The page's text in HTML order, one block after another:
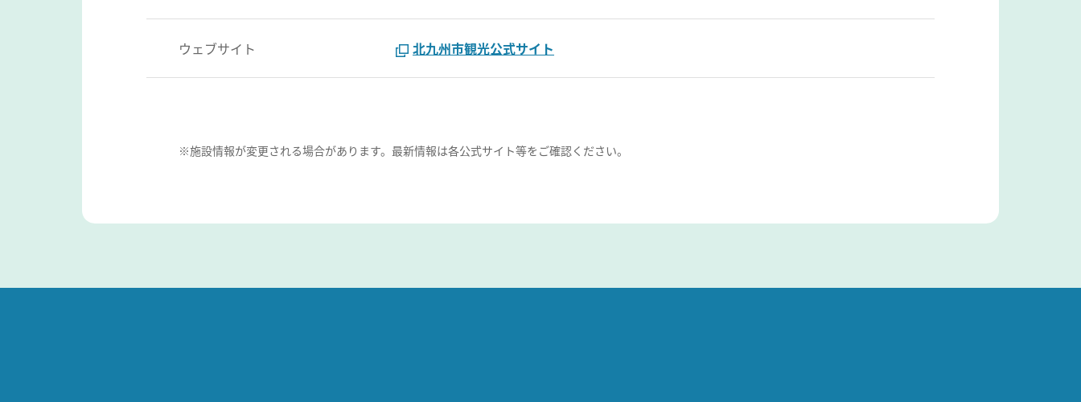
ウェブサイト 北九州市観光公式サイト
※施設情報が変更される場合があります。最新情報は各公式サイト等をご確認ください。